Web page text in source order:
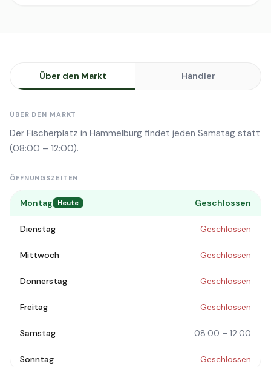
Über den Markt Händler
ÜBER DEN MARKT
Der Fischerplatz in Hammelburg findet jeden Samstag statt
(08:00 – 12:00).
ÖFFNUNGSZEITEN
Montag Heute Geschlossen
Dienstag Geschlossen
Mittwoch Geschlossen
Donnerstag Geschlossen
Freitag Geschlossen
Samstag 08:00 – 12:00
Sonntag Geschlossen